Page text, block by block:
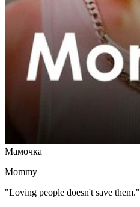
Мамочка
Mommy
"Loving people doesn't save them."